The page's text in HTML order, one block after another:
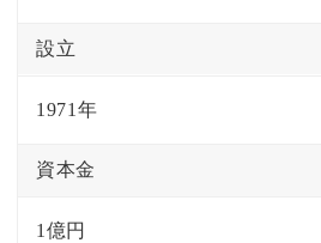
設立
1971年
資本金
1億円